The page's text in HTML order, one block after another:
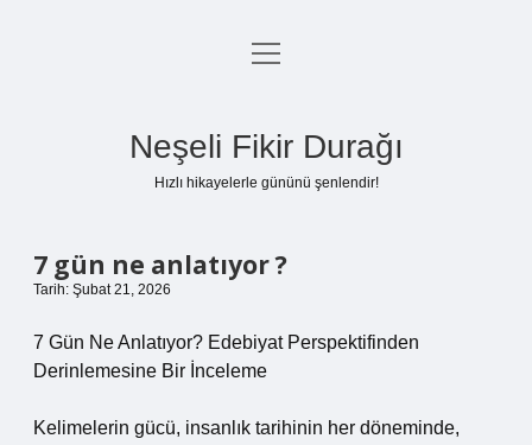
Anasayfa
menüyü
Neşeli Fikir Durağı
Hızlı hikayelerle gününü şenlendir!
7 gün ne anlatıyor ?
Tarih: Şubat 21, 2026
7 Gün Ne Anlatıyor? Edebiyat Perspektifinden
Derinlemesine Bir İnceleme
Kelimelerin gücü, insanlık tarihinin her döneminde,